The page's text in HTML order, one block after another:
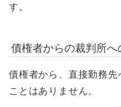
す。
債権者からの裁判所へ
債権者から、直接勤務
ことはありません。